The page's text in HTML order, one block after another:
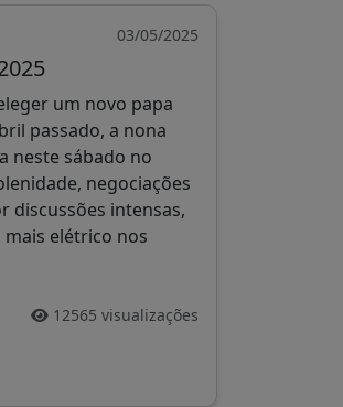
03/05/2025
um novo papa
passado, a nona
neste sábado no
negociações
discussões intensas,
mais elétrico nos
12565 visualizações